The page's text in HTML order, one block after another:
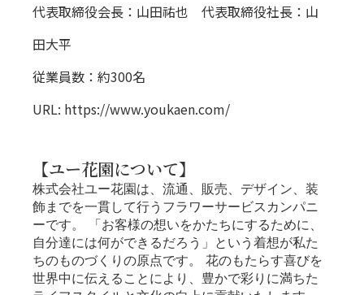
代表取締役会長：山田祐也 代表取締役社長：山
田大平
従業員数：約300名
URL: https://www.youkaen.com/
【ユー花園について】
株式会社ユー花園は、流通、販売、デザイン、装
飾までを一貫して行うフラワーサービスカンパニ
ーです。 「お客様の想いをかたちにするために、
自分達には何ができるだろう」という着想が私た
ちのものづくりの原点です。 花のもたらす喜びを
世界中に伝えることにより、豊かで彩りに満ちた